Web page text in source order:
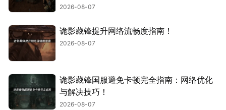
2026-08-07
诡影藏锋提升网络流畅度指南！
2026-08-07
诡影藏锋国服避免卡顿完全指南：网络优化
与解决技巧！
2026-08-07